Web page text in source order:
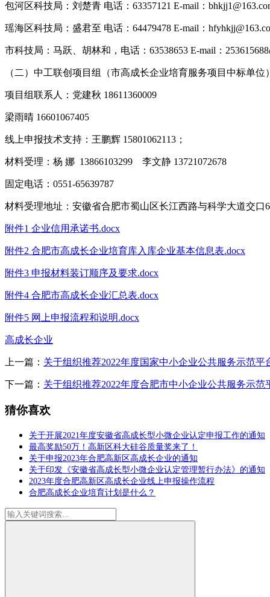
包河区科技局：刘楚青 电话：63357121 E-mail：
瑶海区科技局：盛君至 电话：64479478 E-mail：
市科技局：马跃、胡林和，电话：63538653 E-mail：
（二）中工联创项目组（市高成长企业培育服务项目中标单位
项目组联系人：党建秋 18611360009
梁雨晴 16601067405
线上申报技术支持：王鹏辉 15801062113；
材料受理：杨 娜 13866103299 李文静 13721072678
固定电话：0551-65639787
材料受理地址：安徽省合肥市蜀山区长江西路与科学大道交口
附件1 企业信用承诺书.docx
附件2 合肥市高成长企业培育库入库企业基本信息表.docx
附件3 申报材料装订顺序及要求.docx
附件4 合肥市高成长企业汇总表.docx
附件5 网上申报流程和说明.docx
高成长企业
上一篇： 关于组织推荐2022年度国家中小企业公共服务示范平
下一篇： 关于组织推荐2022年度合肥市中小企业公共服务示范
猜你喜欢
关于开展2021年度安徽省高成长型小微企业认定申报工作的通知
最高奖励50万！高新区科大硅谷质量奖来了！
关于申报2023年合肥高新区高成长企业的通知
关于印发《安徽省高成长型小微企业认定管理暂行办法》的通知
2023年度合肥高新区高成长企业线上申报操作流程
合肥高成长企业培育计划是什么？